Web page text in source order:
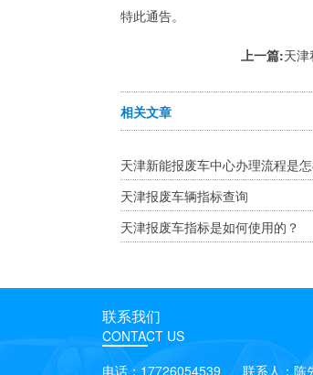
特此通告。
上一篇:天
相关文章
天津新能报废车中心办理流程是
天津报废车辆指标查询
天津报废车指标是如何使用的？
联系我们
CONTACT US
电话：17726054539 联系人：陈